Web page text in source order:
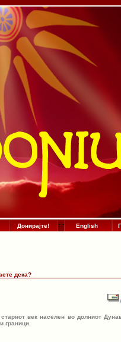
Донирајте! :. : English
дека?
век населен во долниот
граници.